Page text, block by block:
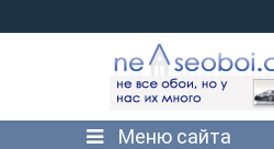
Меню сайта